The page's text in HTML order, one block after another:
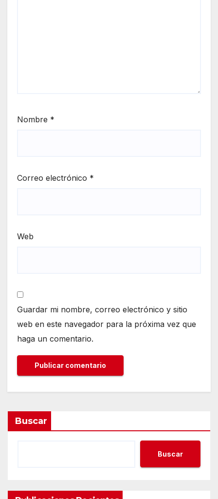
Nombre *
Correo electrónico *
Web
Guardar mi nombre, correo electrónico y sitio
web en este navegador para la próxima vez que
haga un comentario.
Buscar
Buscar